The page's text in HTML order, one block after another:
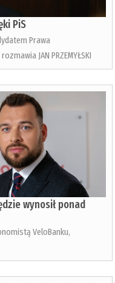
PiS
Prawa
JAN PRZEMYŁSKI
wynosił ponad
VeloBanku,